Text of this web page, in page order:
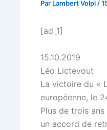
Par Lambert Volpi /
[ad_1]
15.10.2019
Léo Lictevout
La victoire du «
européenne, le
Plus de trois
un accord de